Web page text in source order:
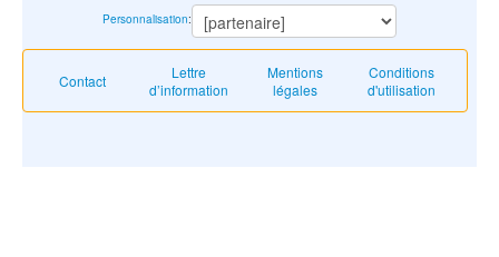
Contact
Lettre
d’information
Mentions
légales
Conditions
d'utilisation
Personnalisation: